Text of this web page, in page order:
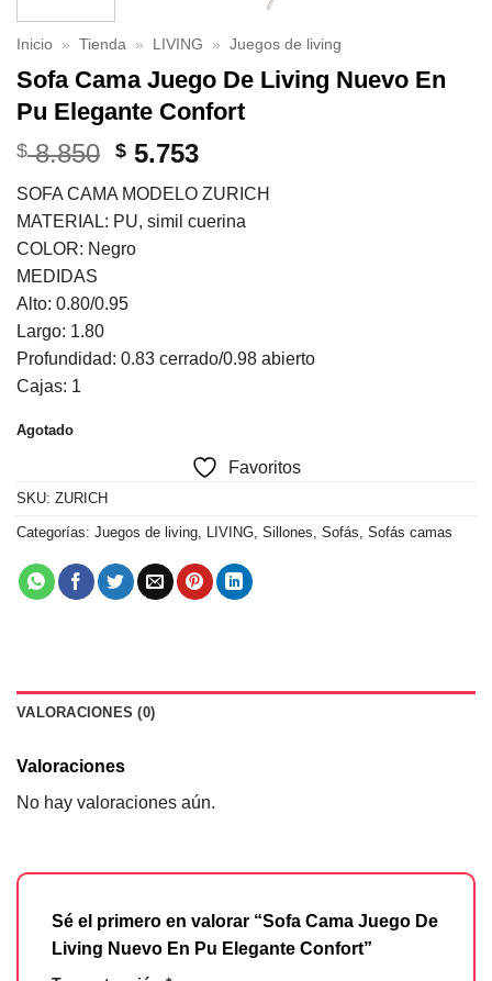
Inicio » Tienda » LIVING » Juegos de living
Sofa Cama Juego De Living Nuevo En
Pu Elegante Confort
$8.850 El
original
era:
$ 8.850.
$ 5.753El
actual
es:
SOFA CAMA MODELO ZURICH
MATERIAL: PU, simil cuerina
COLOR: Negro
MEDIDAS
Alto: 0.80/0.95
Largo: 1.80
Profundidad: 0.83 cerrado/0.98 abierto
Cajas: 1
Agotado
Favoritos
SKU: ZURICH
Categorías: Juegos de living, LIVING, Sillones, Sofás, Sofás camas
VALORACIONES (0)
Valoraciones
No hay valoraciones aún.
Sé el primero en valorar “Sofa Cama Juego De
Living Nuevo En Pu Elegante Confort”